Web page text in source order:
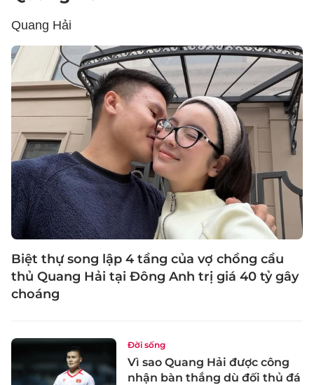
Quang Hải
Biệt thự song lập 4 tầng của vợ chồng cầu
thủ Quang Hải tại Đông Anh trị giá 40 tỷ gây
choáng
Đời sống
Vì sao Quang Hải được công
nhận bàn thắng dù đối thủ đá